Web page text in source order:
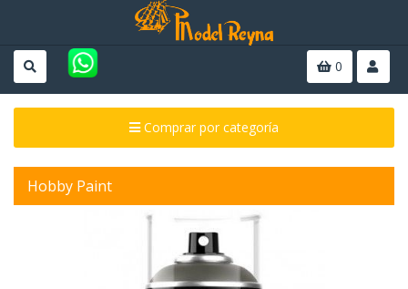
0
Comprar por categoría
Hobby Paint